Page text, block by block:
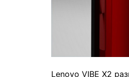
Lenovo VIBE X2